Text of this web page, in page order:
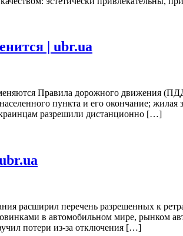
| ubr.ua
Правила дорожного движения
пункта и его окончание;
разрешили дистанционно […]
расширил перечень разрешенных к
в автомобильном мире,
потери из-за отключения […]